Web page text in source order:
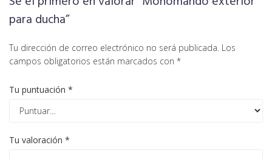
para ducha”
Tu dirección de correo electrónico no será publicada. Los
campos obligatorios están marcados con *
Tu puntuación *
Tu valoración *